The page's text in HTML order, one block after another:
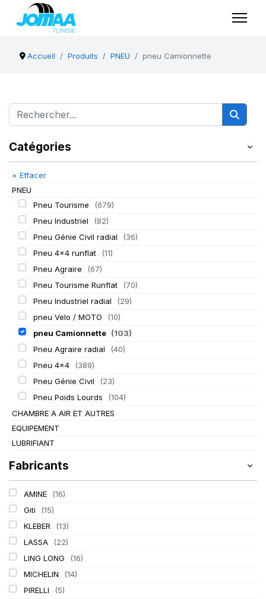
Accueil Produits PNEU pneu Camionnette
Catégories
× Effacer
PNEU
Pneu Tourisme
(679)
Pneu Industriel
(82)
Pneu Génie Civil radial
(36)
Pneu 4x4 runflat
(11)
Pneu Agraire
(67)
Pneu Tourisme Runflat
(70)
Pneu Industriel radial
(29)
pneu Velo / MOTO
(10)
pneu Camionnette (103)
Pneu Agraire radial
(40)
Pneu 4x4
(389)
Pneu Génie Civil
(23)
Pneu Poids Lourds
(104)
CHAMBRE A AIR ET AUTRES
EQUIPEMENT
LUBRIFIANT
Fabricants
AMINE
(16)
Giti
(15)
KLEBER
(13)
LASSA
(22)
LING LONG
(16)
MICHELIN
(14)
PIRELLI
(5)